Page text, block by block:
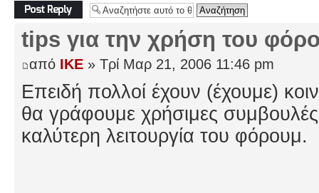
Δημιουργία
απάντησης
tips για την χρήση του
από IKE » Τρί Μαρ 21, 2006 11:46 pm
Επειδή πολλοί έχουν (έχουμε)
θα γράφουμε χρήσιμες συμβουλές
καλύτερη λειτουργία του φόρουμ.